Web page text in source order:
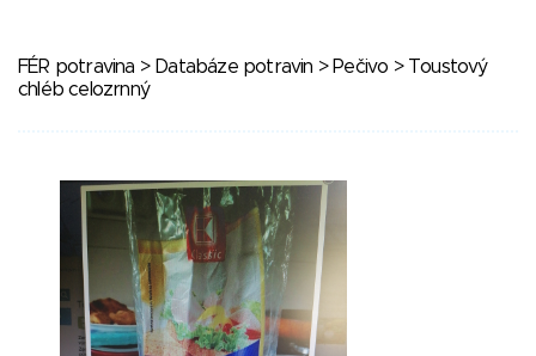
FÉR potravina > Databáze potravin > Pečivo > Toustový
chléb celozrnný